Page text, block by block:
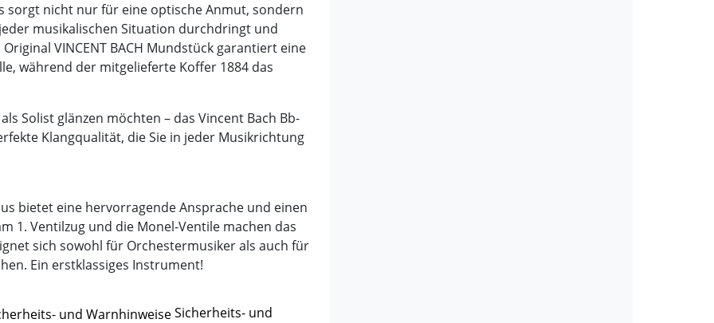
sorgt nicht nur für eine optische Anmut, sondern
musikalischen Situation durchdringt und
VINCENT BACH Mundstück garantiert eine
während der mitgelieferte Koffer 1884 das
Solist glänzen möchten – das Vincent Bach Bb-
Klangqualität, die Sie in jeder Musikrichtung
bietet eine hervorragende Ansprache und einen
1. Ventilzug und die Monel-Ventile machen das
sich sowohl für Orchestermusiker als auch für
Ein erstklassiges Instrument!
Sicherheits- und